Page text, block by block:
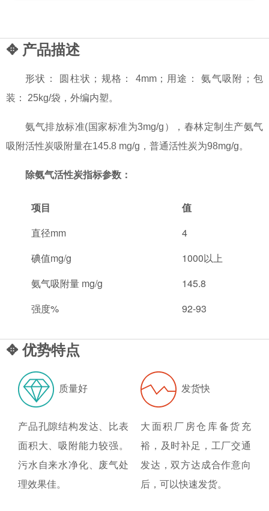
✥ 产品描述
形状： 圆柱状；规格： 4mm；用途： 氨气吸附；包
装： 25kg/袋，外编内塑。
氨气排放标准(国家标准为3mg/g），春林定制生产氨气
吸附活性炭吸附量在145.8 mg/g，普通活性炭为98mg/g。
除氨气活性炭指标参数：
项目
值
直径mm
4
碘值mg/g
1000以上
氨气吸附量 mg/g
145.8
强度%
92-93
✥ 优势特点
质量好
产品孔隙结构发达、比表
面积大、吸附能力较强。
污水自来水净化、废气处
理效果佳。
发货快
大面积厂房仓库备货充
裕，及时补足，工厂交通
发达，双方达成合作意向
后，可以快速发货。